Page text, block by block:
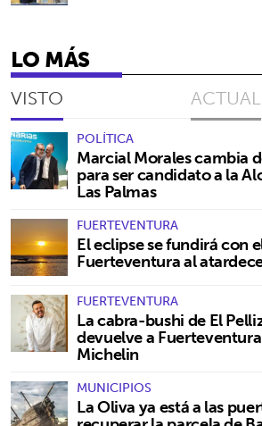
LO MÁS
VISTO ACTUAL
POLÍTICA
Marcial Morales cambia
para ser candidato a la
Las Palmas
FUERTEVENTURA
El eclipse se fundirá con
Fuerteventura al
FUERTEVENTURA
La cabra-bushi de El
devuelve a
Michelin
MUNICIPIOS
La Oliva ya está a las